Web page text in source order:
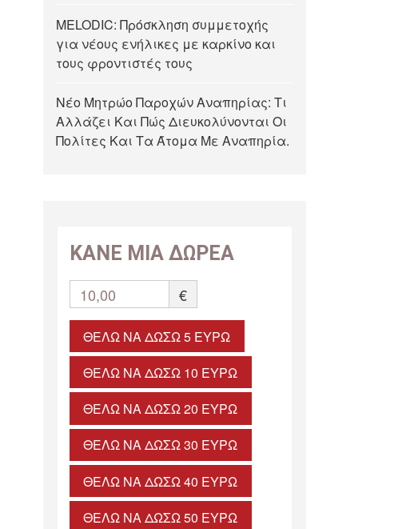
MELODIC: Πρόσκληση συμμετοχής
για νέους ενήλικες με καρκίνο και
τους φροντιστές τους
Νέο Μητρώο Παροχών Αναπηρίας: Τι
Αλλάζει Και Πώς Διευκολύνονται Οι
Πολίτες Και Τα Άτομα Με Αναπηρία.
ΚΑΝΕ ΜΙΑ ΔΩΡΕΑ
10,00 €
ΘΈΛΩ ΝΑ ΔΏΣΩ 5 ΕΥΡΏ
ΘΈΛΩ ΝΑ ΔΏΣΩ 10 ΕΥΡΏ
ΘΈΛΩ ΝΑ ΔΏΣΩ 20 ΕΥΡΏ
ΘΈΛΩ ΝΑ ΔΏΣΩ 30 ΕΥΡΏ
ΘΈΛΩ ΝΑ ΔΏΣΩ 40 ΕΥΡΏ
ΘΈΛΩ ΝΑ ΔΏΣΩ 50 ΕΥΡΏ